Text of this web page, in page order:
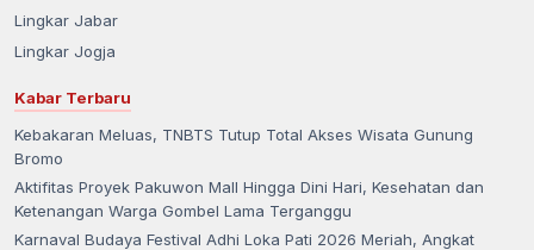
Lingkar Jabar
Lingkar Jogja
Kabar Terbaru
Kebakaran Meluas, TNBTS Tutup Total Akses Wisata Gunung
Bromo
Aktifitas Proyek Pakuwon Mall Hingga Dini Hari, Kesehatan dan
Ketenangan Warga Gombel Lama Terganggu
Karnaval Budaya Festival Adhi Loka Pati 2026 Meriah, Angkat